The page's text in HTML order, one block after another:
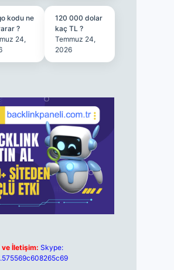
kodu ne
?
24,
120 000 dolar
kaç TL ?
Temmuz 24,
2026
ve İletişim: Skype: